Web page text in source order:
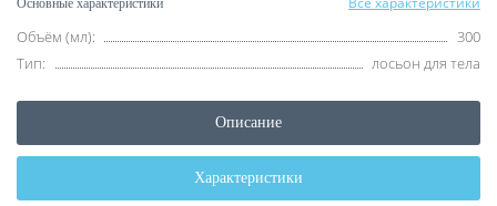
Основные характеристики
Объём (мл):
300
Тип:
лосьон для тела
Описание
Характеристики